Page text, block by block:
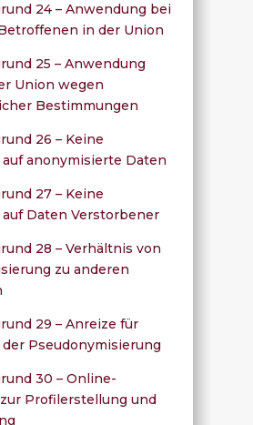
24 – Anwendung bei
in der Union
25 – Anwendung
Union wegen
Bestimmungen
26 – Keine
anonymisierte Daten
27 – Keine
Daten Verstorbener
28 – Verhältnis von
zu anderen
29 – Anreize für
Pseudonymisierung
30 – Online-
Profilerstellung und